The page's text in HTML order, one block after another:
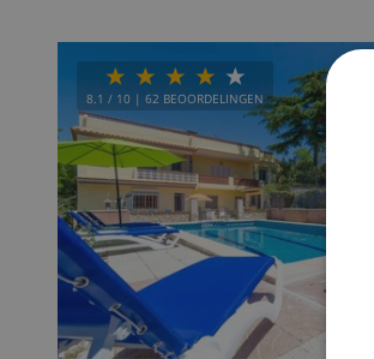
8.1 / 10 | 62 BEOORDELINGEN